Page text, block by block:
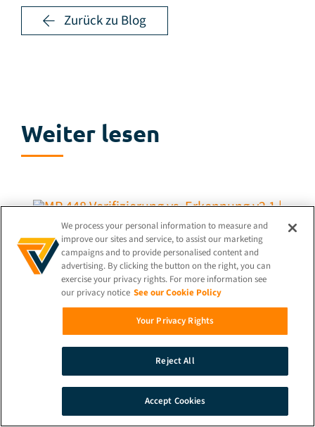
Zurück zu Blog
Weiter lesen
3. MÄRZ 2026
Gesichtsverifizierung vs.
Gesichtserkennung: Was ist der
Unterschied?
27. FEBRUAR 2026
We process your personal information to measure and
improve our sites and service, to assist our marketing
campaigns and to provide personalised content and
advertising. By clicking the button on the right, you can
exercise your privacy rights. For more information see
our privacy notice See our Cookie Policy
Your Privacy Rights
Reject All
Accept Cookies